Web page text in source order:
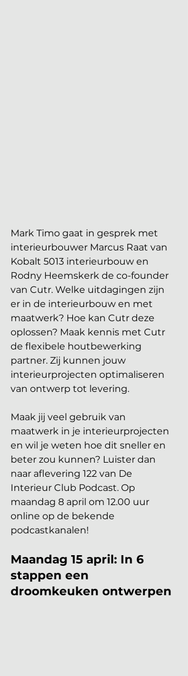
Mark Timo gaat in gesprek met
interieurbouwer Marcus Raat van
Kobalt 5013 interieurbouw en
Rodny Heemskerk de co-founder
van Cutr. Welke uitdagingen zijn
er in de interieurbouw en met
maatwerk? Hoe kan Cutr deze
oplossen? Maak kennis met Cutr
de flexibele houtbewerking
partner. Zij kunnen jouw
interieurprojecten optimaliseren
van ontwerp tot levering.
Maak jij veel gebruik van
maatwerk in je interieurprojecten
en wil je weten hoe dit sneller en
beter zou kunnen? Luister dan
naar aflevering 122 van De
Interieur Club Podcast. Op
maandag 8 april om 12.00 uur
online op de bekende
podcastkanalen!
Maandag 15 april: In 6
stappen een
droomkeuken ontwerpen